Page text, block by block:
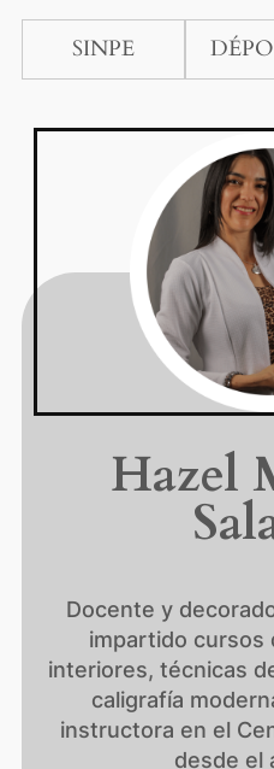
SINPE
Hazel
Docente y
impartido cursos
interiores, técnicas
caligrafía
instructora en el
desde el